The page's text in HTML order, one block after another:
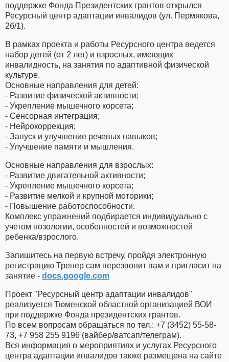
поддержке Фонда Президентских грантов открылся
Ресурсный центр адаптации инвалидов (ул. Пермякова,
2б/1).
В рамках проекта и работы Ресурсного центра ведется
набор детей (от 2 лет) и взрослых, имеющих
инвалидность, на занятия по адаптивной физической
культуре.
Основные направления для детей:
⁃ Развитие физической активности;
⁃ Укрепление мышечного корсета;
⁃ Сенсорная интеграция;
⁃ Нейрокоррекция;
⁃ Запуск и улучшение речевых навыков;
⁃ Улучшение памяти и мышления.
Основные направления для взрослых:
⁃ Развитие двигательной активности;
⁃ Укрепление мышечного корсета;
⁃ Развитие мелкой и крупной моторики;
⁃ Повышение работоспособности.
Комплекс упражнений подбирается индивидуально с
учетом нозологии, особенностей и возможностей
ребенка/взрослого.
Запишитесь на первую встречу, пройдя электронную
регистрацию Тренер сам перезвонит вам и пригласит на
занятие - docs.google.com
Проект "Ресурсный центр адаптации инвалидов"
реализуется Тюменской областной организацией ВОИ
при поддержке Фонда президентских грантов.
По всем вопросам обращаться по тел.: +7 (3452) 55-58-
73, +7 958 255 9196 (вайбер/ватсап/телеграм).
Вся информация о мероприятиях и услугах Ресурсного
центра адаптации инвалидов также размещена на сайте